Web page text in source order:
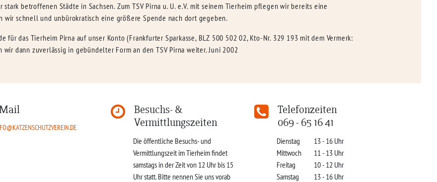
betroffenen Städte in Sachsen. Zum TSV Pirna u. U. e.V. mit seinem Tierheim pflegen wir bereits eine
wir schnell und unbürokratisch eine größere Spende nach dort gegeben.
das Tierheim Pirna auf unser Konto (Frankfurter Sparkasse, BLZ 500 502 02, Kto-Nr. 329 193 mit dem Vermerk:
dann zuverlässig in gebündelter Form an den TSV Pirna weiter. Juni 2002
Besuchs- &
Vermittlungszeiten
Die öffentliche Besuchs- und
Vermittlungszeit im Tierheim findet
samstags in der Zeit von 12 Uhr bis 15
Uhr statt. Bitte nennen Sie uns vorab
Telefonzeiten
069 - 65 16 41
Dienstag
13 - 16 Uhr
Mittwoch
11 - 13 Uhr
Freitag
10 - 12 Uhr
Samstag
13 - 16 Uhr